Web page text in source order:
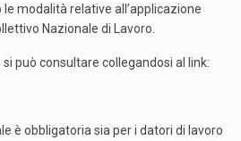
modalità relative all’applicazione
Nazionale di Lavoro.
si può consultare collegandosi al link:
è obbligatoria sia per i datori di lavoro